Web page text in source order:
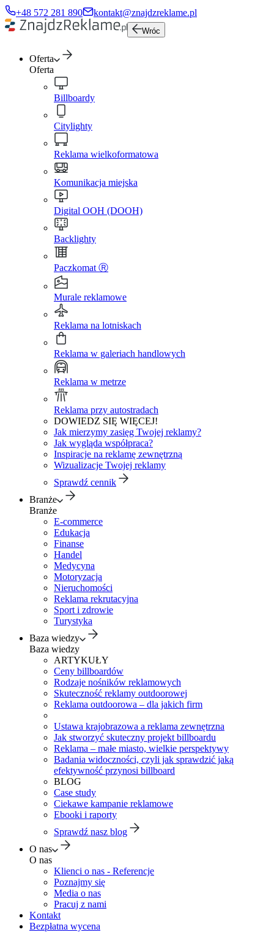
+48 572 281 890 kontakt@znajdzreklame.pl
Wróc
Oferta
Oferta
Billboardy
Citylighty
Reklama wielkoformatowa
Komunikacja miejska
Digital OOH (DOOH)
Backlighty
Paczkomat Ⓡ
Murale reklamowe
Reklama na lotniskach
Reklama w galeriach handlowych
Reklama w metrze
Reklama przy autostradach
DOWIEDZ SIĘ WIĘCEJ!
Jak mierzymy zasięg Twojej reklamy?
Jak wygląda współpraca?
Inspiracje na reklamę zewnętrzną
Wizualizacje Twojej reklamy
Sprawdź cennik
Branże
Branże
E-commerce
Edukacja
Finanse
Handel
Medycyna
Motoryzacja
Nieruchomości
Reklama rekrutacyjna
Sport i zdrowie
Turystyka
Baza wiedzy
Baza wiedzy
ARTYKUŁY
Ceny billboardów
Rodzaje nośników reklamowych
Skuteczność reklamy outdoorowej
Reklama outdoorowa – dla jakich firm
Ustawa krajobrazowa a reklama zewnętrzna
Jak stworzyć skuteczny projekt billboardu
Reklama – małe miasto, wielkie perspektywy
Badania widoczności, czyli jak sprawdzić jaką
efektywność przynosi billboard
BLOG
Case study
Ciekawe kampanie reklamowe
Ebooki i raporty
Sprawdź nasz blog
O nas
O nas
Klienci o nas - Referencje
Poznajmy się
Media o nas
Pracuj z nami
Kontakt
Bezpłatna wycena